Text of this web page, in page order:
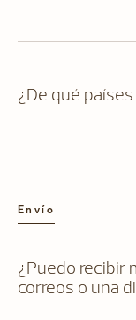
¿De qué
Envío
¿Puedo recibir
correos o una